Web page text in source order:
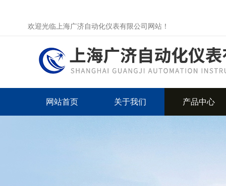
欢迎光临上海广济自动化仪表有限公司网站！
网站首页 关于我们 产品中心